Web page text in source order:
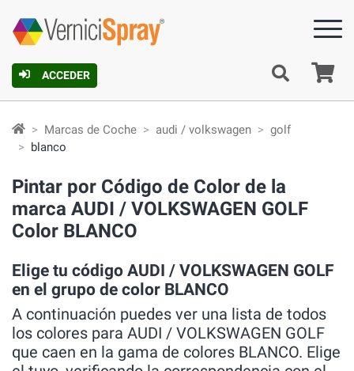
ACCEDER
Marcas de Coche audi / volkswagen
golf
blanco
Pintar por Código de Color de la
marca AUDI / VOLKSWAGEN GOLF
Color BLANCO
Elige tu código AUDI / VOLKSWAGEN GOLF
en el grupo de color BLANCO
A continuación puedes ver una lista de todos
los colores para AUDI / VOLKSWAGEN GOLF
que caen en la gama de colores BLANCO. Elige